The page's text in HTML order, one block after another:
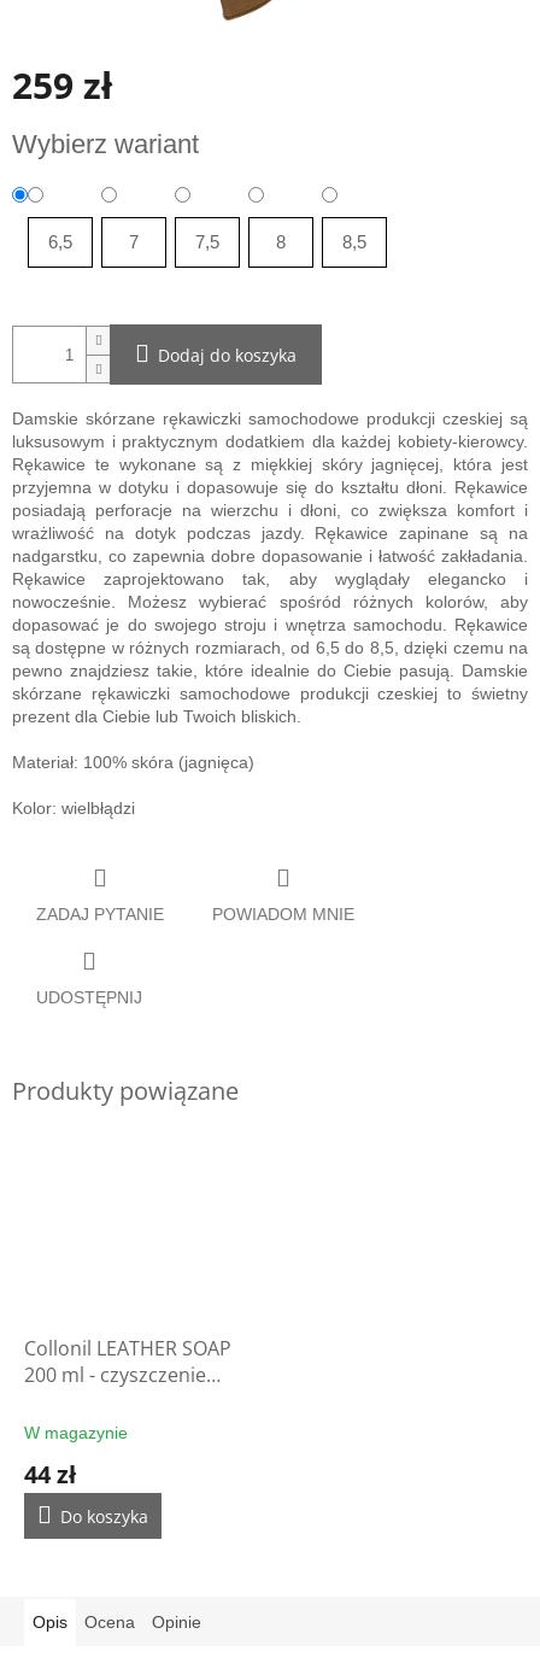
259 zł
jednostkowa:
Wybierz wariant
6,5 7 7,5 8 8,5
Dodaj do koszyka
Damskie skórzane rękawiczki samochodowe produkcji czeskiej są
luksusowym i praktycznym dodatkiem dla każdej kobiety-kierowcy.
Rękawice te wykonane są z miękkiej skóry jagnięcej, która jest
przyjemna w dotyku i dopasowuje się do kształtu dłoni. Rękawice
posiadają perforacje na wierzchu i dłoni, co zwiększa komfort i
wrażliwość na dotyk podczas jazdy. Rękawice zapinane są na
nadgarstku, co zapewnia dobre dopasowanie i łatwość zakładania.
Rękawice zaprojektowano tak, aby wyglądały elegancko i
nowocześnie. Możesz wybierać spośród różnych kolorów, aby
dopasować je do swojego stroju i wnętrza samochodu. Rękawice
są dostępne w różnych rozmiarach, od 6,5 do 8,5, dzięki czemu na
pewno znajdziesz takie, które idealnie do Ciebie pasują. Damskie
skórzane rękawiczki samochodowe produkcji czeskiej to świetny
prezent dla Ciebie lub Twoich bliskich.
Materiał: 100% skóra (jagnięca)
Kolor: wielbłądzi
ZADAJ PYTANIE POWIADOM MNIE
UDOSTĘPNIJ
Produkty powiązane
Collonil LEATHER SOAP
200 ml - czyszczenie
W magazynie
44 zł
Do koszyka
Opis Ocena Opinie